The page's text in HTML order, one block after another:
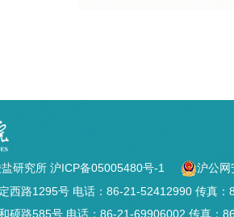
研究所 沪ICP备05005480号-1
沪公网
西路1295号 电话：86-21-52412990 传真
硕路585号 电话：86-21-69906002 传真：